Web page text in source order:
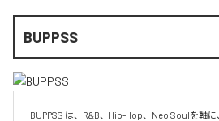
BUPPSS
BUPPSS は、R&B、Hip-Hop、Neo Soulを軸